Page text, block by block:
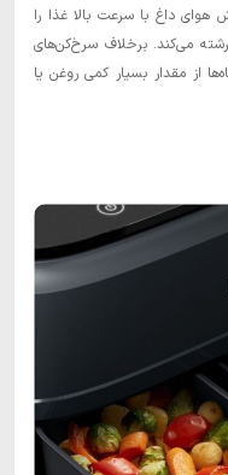
داغ با سرعت بالا غذا را
می‌کند. برخلاف سرخ‌کن‌های
از مقدار بسیار کمی روغن یا